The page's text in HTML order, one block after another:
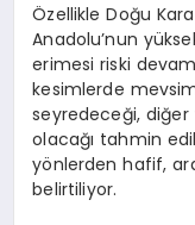
Özellikle Doğu
Anadolu’nun
erimesi riski devam
kesimlerde
seyredeceği, diğer
olacağı tahmin
yönlerden hafif,
belirtiliyor.